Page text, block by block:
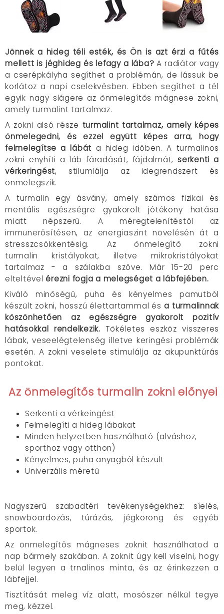
Jönnek a hideg téli esték, és Ön is azt érzi a fűtés
mellett is jéghideg és lefagy a lába?A radiátor vagy
a cserépkályha segíthet a problémán, de lássuk be
korlátoz a napi cselekvésben. Ebben segíthet a tél
egyik nagy slágere az önmelegítős mágnese zokni,
amely turmalint tartalmaz.
A zokni alsó része turmalint tartalmaz, amely képes
önmelegedni, és ezzel együtt képes arra, hogy
felmelegítse a lábát a hideg időben. A turmalinos
zokni enyhíti a láb fáradását, fájdalmát,serkenti a
vérkeringést, stilumlálja az idegrendszert és
önmelegszik.
A turmalin egy ásvány, amely számos fizikai és
mentális egészségre gyakorolt jótékony hatása
miatt népszerű. A méregtelenítéstől az
immunerősítésen, az energiaszint növelésén át a
stresszcsökkentésig. Az önmelegítő zokni
turmalin kristályokat, illetve mikrokristályokat
tartalmaz - a szálakba szőve. Már 15-20 perc
elteltével érezni fogja a melegséget a lábfejében.
Kiváló minőségű, puha és kényelmes pamutból
készült zokni, hosszú élettartammal és a turmalinnak
köszönhetően az egészségre gyakorolt pozitív
hatásokkal rendelkezik. Tökéletes eszköz visszeres
lábak, veseelégtelenség illetve keringési problémák
esetén. A zokni veselete stimulálja az akupunktúrás
pontokat.
Az önmelegítős turmalin zokni előnyei
Serkenti a vérkeingést
Felmelegíti a hideg lábakat
Minden helyzetben használható (alváshoz,
sporthoz vagy otthon)
Kényelmes, puha anyagból készült
Univerzális méretű
Nagyszerű szabadtéri tevékenységekhez: síelés,
snowboardozás, túrázás, jégkorong és egyéb
sportok.
Az önmelegítős mágneses zoknit használhatod a
nap bármely szakában. A zoknit úgy kell viselni, hogy
belül legyen a trnalinos minta, és az érinkezzen a
lábfejjel.
Tisztítását meleg víz alatt, mosószer nélkül tegye
meg, kézzel.